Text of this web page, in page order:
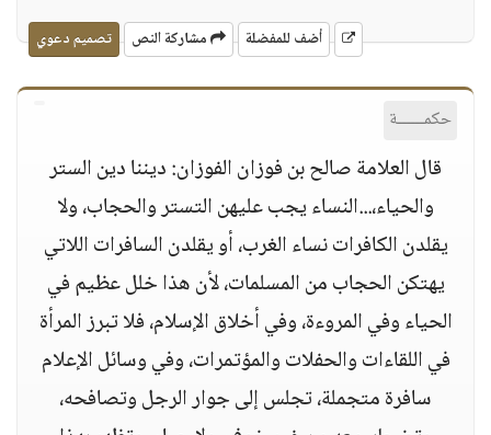
أضف للمفضلة مشاركة النص تصميم دعوي
حكمــــــة
قال العلامة صالح بن فوزان الفوزان: ديننا دين الستر
والحياء،...النساء يجب عليهن التستر والحجاب، ولا
يقلدن الكافرات نساء الغرب، أو يقلدن السافرات اللاتي
يهتكن الحجاب من المسلمات، لأن هذا خلل عظيم في
الحياء وفي المروءة، وفي أخلاق الإسلام، فلا تبرز المرأة
في اللقاءات والحفلات والمؤتمرات، وفي وسائل الإعلام
سافرة متجملة، تجلس إلى جوار الرجل وتصافحه،